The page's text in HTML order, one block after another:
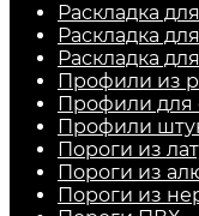
Раскладка
Раскладка
Раскладка
Профили из
Профили для
Профили
Пороги из
Пороги из
Пороги из